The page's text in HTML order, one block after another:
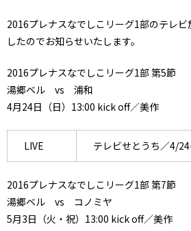
2016プレナスなでしこリーグ1部のテレ
したのでお知らせいたします。
2016プレナスなでしこリーグ1部 第5節
湯郷ベル vs 浦和
4月24日（日）13:00 kick off／美作
LIVE テレビせとうち／4/
2016プレナスなでしこリーグ1部 第7節
湯郷ベル vs コノミヤ
5月3日（火・祝）13:00 kick off／美作